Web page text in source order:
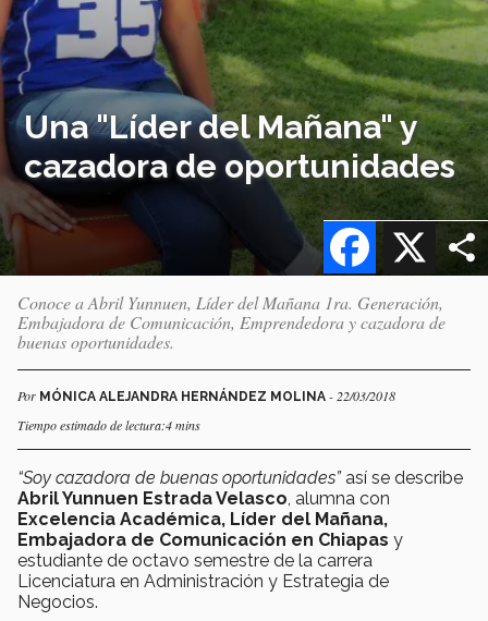
Una "Líder del Mañana" y
cazadora de oportunidades
X
Facebook
Conoce a Abril Yunnuen, Líder del Mañana 1ra. Generación,
Embajadora de Comunicación, Emprendedora y cazadora de
buenas oportunidades.
Por MÓNICA ALEJANDRA HERNÁNDEZ MOLINA - 22/03/2018
Tiempo estimado de lectura:4 mins
“Soy cazadora de buenas oportunidades”así se describe
Abril Yunnuen Estrada Velasco , alumna con
Excelencia Académica, Líder del Mañana,
Embajadora de Comunicación en Chiapas y
estudiante de octavo semestre de la carrera
Licenciatura en Administración y Estrategia de
Negocios.